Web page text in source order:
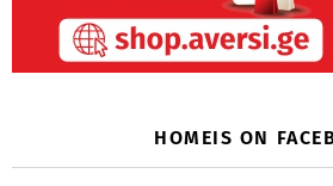
HOMEIS ON